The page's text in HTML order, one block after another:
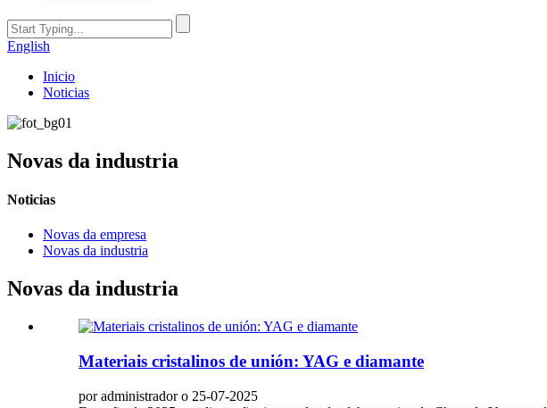
English
Inicio
Noticias
Novas da industria
Noticias
Novas da empresa
Novas da industria
Novas da industria
Materiais cristalinos de unión: YAG e diamante
por administrador o 25-07-2025